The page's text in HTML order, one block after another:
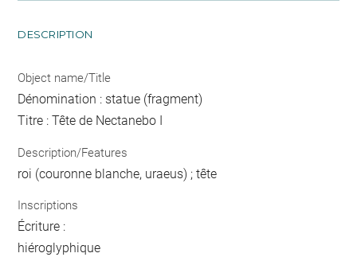
DESCRIPTION
Object name/Title
Dénomination : statue (fragment)
Titre : Tête de Nectanebo I
Description/Features
roi (couronne blanche, uraeus) ; tête
Inscriptions
Écriture :
hiéroglyphique